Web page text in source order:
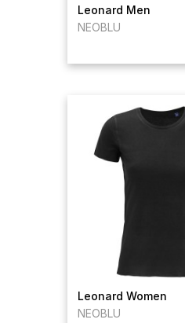
Leonard Men
NEOBLU
Leonard Women
NEOBLU